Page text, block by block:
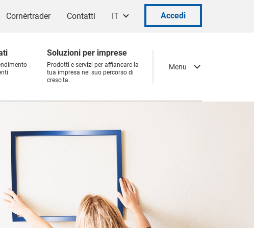
Cornèrtrader Contatti IT Accedi
Menu
Soluzioni per imprese
Prodotti e servizi per affiancare la
tua impresa nel suo percorso di
crescita.